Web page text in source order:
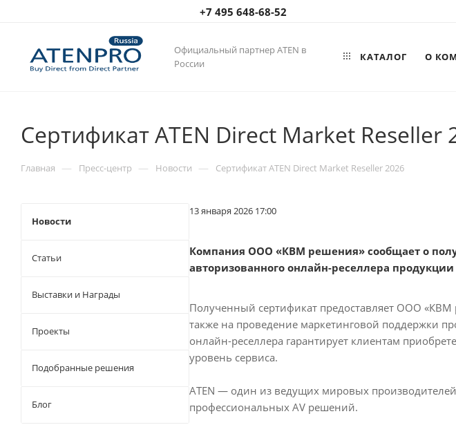
+7 495 648-68-52
Официальный партнер ATEN в
России
КАТАЛОГ О
Сертификат ATEN Direct Market Reseller
Главная — Пресс-центр — Новости — Сертификат ATEN Direct Market Reseller 2026
13 января 2026 17:00
Компания ООО «КВМ решения» сообщает о
авторизованного онлайн-реселлера
Полученный сертификат предоставляет ООО
также на проведение маркетинговой поддержки
онлайн-реселлера гарантирует клиентам
уровень сервиса.
ATEN — один из ведущих мировых
профессиональных AV решений.
Новости
Статьи
Выставки и Награды
Проекты
Подобранные решения
Блог